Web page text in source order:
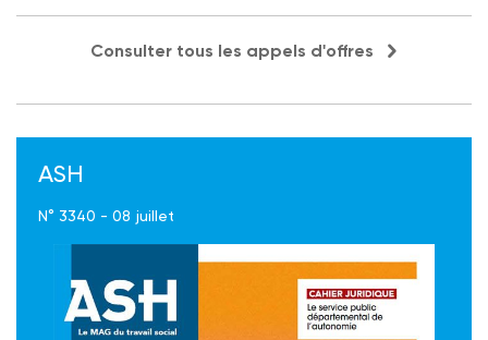
Consulter tous les appels d'offres
ASH
N° 3340 - 08 juillet